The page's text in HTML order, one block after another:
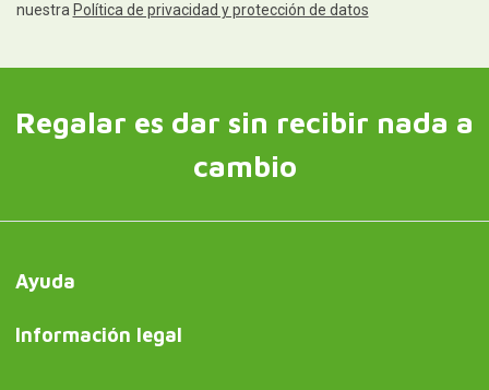
nuestra Política de privacidad y protección de datos
Regalar es dar sin recibir nada a
cambio
Ayuda
Información legal